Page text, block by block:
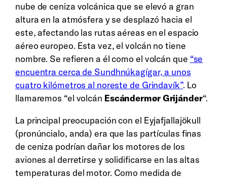
nube de ceniza volcánica que se elevó a gran
altura en la atmósfera y se desplazó hacia el
este, afectando las rutas aéreas en el espacio
aéreo europeo. Esta vez, el volcán no tiene
nombre. Se refieren a él como el volcán que “se
encuentra cerca de Sundhnúkagígar, a unos
cuatro kilómetros al noreste de Grindavík”. Lo
llamaremos “el volcán Escándermør Grijánder“.
La principal preocupación con el Eyjafjallajökull
(pronúncialo, anda) era que las partículas finas
de ceniza podrían dañar los motores de los
aviones al derretirse y solidificarse en las altas
temperaturas del motor. Como medida de